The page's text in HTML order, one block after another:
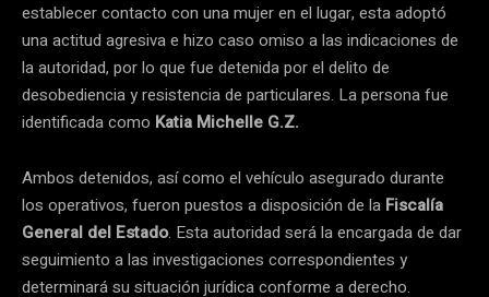
establecer contacto con una mujer en el lugar, esta adoptó
una actitud agresiva e hizo caso omiso a las indicaciones de
la autoridad, por lo que fue detenida por el delito de
desobediencia y resistencia de particulares. La persona fue
identificada como Katia Michelle G.Z.
Ambos detenidos, así como el vehículo asegurado durante
los operativos, fueron puestos a disposición de la Fiscalía
General del Estado. Esta autoridad será la encargada de dar
seguimiento a las investigaciones correspondientes y
determinará su situación jurídica conforme a derecho.